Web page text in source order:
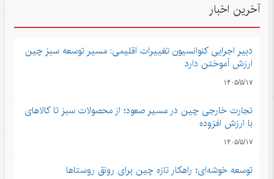
آخرین اخبار
دبیر اجرایی کنوانسیون تغییرات اقلیمی: مسیر توسعه سبز چین
ارزش آموختن دارد
۱۴۰۵/۵/۱۷
تجارت خارجی چین در مسیر صعود؛ از محصولات سبز تا کالاهای
با ارزش افزوده
۱۴۰۵/۵/۱۷
توسعه خوشه‌ای؛ راهکار تازه چین برای رونق روستاها